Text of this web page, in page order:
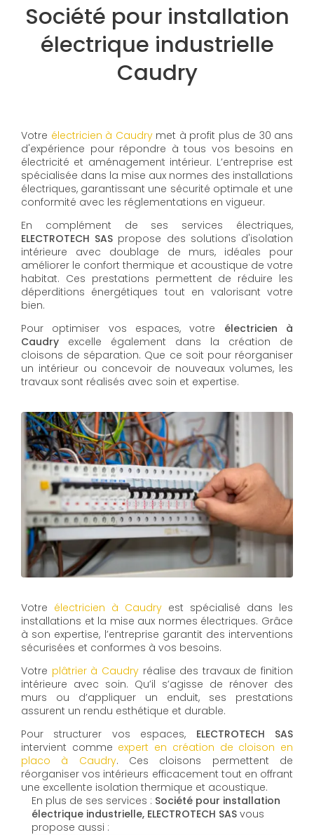
Société pour installation
électrique industrielle
Caudry
Votre électricien à Caudrymet à profit plus de 30 ans
d'expérience pour répondre à tous vos besoins en
électricité et aménagement intérieur. L’entreprise est
spécialisée dans la mise aux normes des installations
électriques, garantissant une sécurité optimale et une
conformité avec les réglementations en vigueur.
En complément de ses services électriques,
ELECTROTECH SAS propose des solutions d'isolation
intérieure avec doublage de murs, idéales pour
améliorer le confort thermique et acoustique de votre
habitat. Ces prestations permettent de réduire les
déperditions énergétiques tout en valorisant votre
bien.
Pour optimiser vos espaces, votre électricien à
Caudry excelle également dans la création de
cloisons de séparation. Que ce soit pour réorganiser
un intérieur ou concevoir de nouveaux volumes, les
travaux sont réalisés avec soin et expertise.
Votre électricien à Caudry est spécialisé dans les
installations et la mise aux normes électriques. Grâce
à son expertise, l’entreprise garantit des interventions
sécurisées et conformes à vos besoins.
Votre plâtrier à Caudryréalise des travaux de finition
intérieure avec soin. Qu’il s’agisse de rénover des
murs ou d’appliquer un enduit, ses prestations
assurent un rendu esthétique et durable.
Pour structurer vos espaces, ELECTROTECH SAS
intervient comme expert en création de cloison en
placo à Caudry. Ces cloisons permettent de
réorganiser vos intérieurs efficacement tout en offrant
une excellente isolation thermique et acoustique.
En plus de ses services : Société pour installation
électrique industrielle, ELECTROTECH SAS vous
propose aussi :